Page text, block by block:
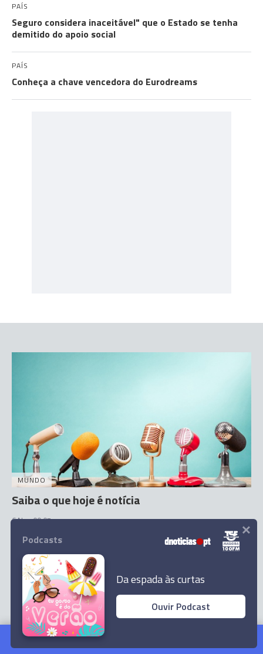
PAÍS
Seguro considera inaceitável" que o Estado se tenha
demitido do apoio social
PAÍS
Conheça a chave vencedora do Eurodreams
Saiba o que hoje é notícia
MUNDO
Saiba o que hoje é notícia
6 Nov 09:07
Podcasts
Da espada às curtas
Ouvir Podcast
×